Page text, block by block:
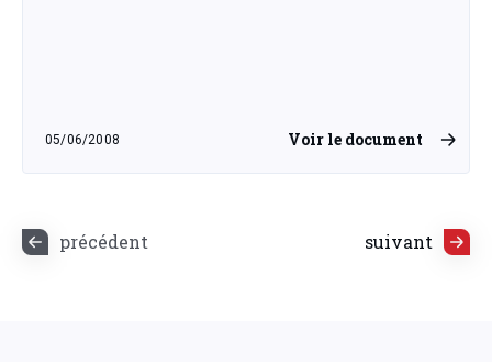
05/06/2008
jeudi 5 juin 2008
Voir le document
précédent suivant